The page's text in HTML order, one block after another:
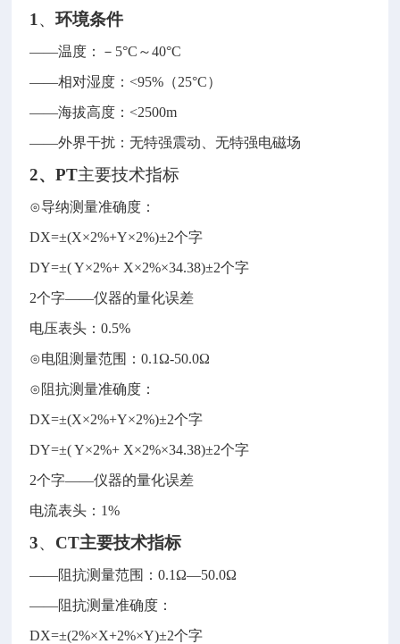
1 、环境条件
——温度：－ 5°C ～40°C
——相对湿度： <95% （25°C）
——海拔高度： <2500m
——外界干扰：无特强震动、无特强电磁场
2、PT主要技术指标
⊙导纳测量准确度：
DX=±(X×2%+Y×2%)±2个字
DY=±( Y×2%+ X×2%×34.38)±2个字
2个字——仪器的量化误差
电压表头：0.5%
⊙电阻测量范围：0.1Ω-50.0Ω
⊙阻抗测量准确度：
DX=±(X×2%+Y×2%)±2个字
DY=±( Y×2%+ X×2%×34.38)±2个字
2个字——仪器的量化误差
电流表头： 1%
3、 CT主要技术指标
——阻抗测量范围：0.1Ω—50.0Ω
——阻抗测量准确度：
DX=±(2%×X+2%×Y)±2个字